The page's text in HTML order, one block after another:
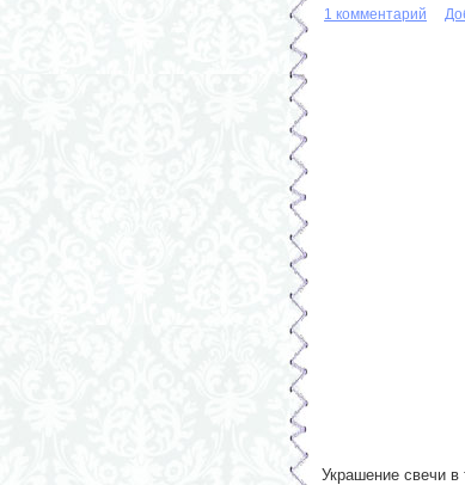
1 комментарий
Украшение свечи